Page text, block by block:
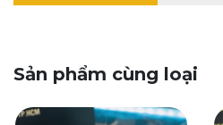
Sản phẩm cùng loại